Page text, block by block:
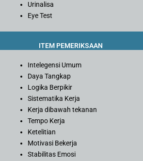
Urinalisa
Eye Test
ITEM PEMERIKSAAN
Intelegensi Umum
Daya Tangkap
Logika Berpikir
Sistematika Kerja
Kerja dibawah tekanan
Tempo Kerja
Ketelitian
Motivasi Bekerja
Stabilitas Emosi